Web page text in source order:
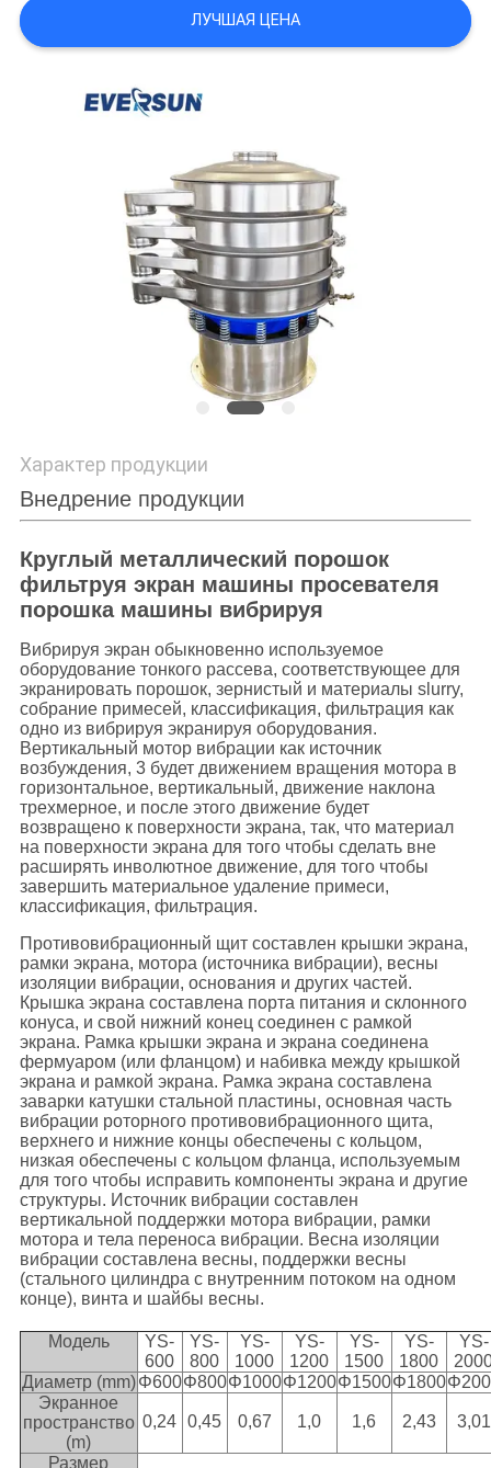
ПОЛИТИКА
УЕДИНЕНИЯ
ЛУЧШАЯ ЦЕНА
Характер продукции
Внедрение продукции
Круглый металлический порошок
фильтруя экран машины просевателя
порошка машины вибрируя
Вибрируя экран обыкновенно используемое
оборудование тонкого рассева, соответствующее для
экранировать порошок, зернистый и материалы slurry,
собрание примесей, классификация, фильтрация как
одно из вибрируя экранируя оборудования.
Вертикальный мотор вибрации как источник
возбуждения, 3 будет движением вращения мотора в
горизонтальное, вертикальный, движение наклона
трехмерное, и после этого движение будет
возвращено к поверхности экрана, так, что материал
на поверхности экрана для того чтобы сделать вне
расширять инволютное движение, для того чтобы
завершить материальное удаление примеси,
классификация, фильтрация.
Противовибрационный щит составлен крышки экрана,
рамки экрана, мотора (источника вибрации), весны
изоляции вибрации, основания и других частей.
Крышка экрана составлена порта питания и склонного
конуса, и свой нижний конец соединен с рамкой
экрана. Рамка крышки экрана и экрана соединена
фермуаром (или фланцом) и набивка между крышкой
экрана и рамкой экрана. Рамка экрана составлена
заварки катушки стальной пластины, основная часть
вибрации роторного противовибрационного щита,
верхнего и нижние концы обеспечены с кольцом,
низкая обеспечены с кольцом фланца, используемым
для того чтобы исправить компоненты экрана и другие
структуры. Источник вибрации составлен
вертикальной поддержки мотора вибрации, рамки
мотора и тела переноса вибрации. Весна изоляции
вибрации составлена весны, поддержки весны
(стального цилиндра с внутренним потоком на одном
конце), винта и шайбы весны.
Модель
YS-
600
YS-
800
YS-
1000
YS-
1200
YS-
1500
YS-
1800
YS-
Диаметр (mm)Φ600Φ800Φ1000Φ1200Φ1500Φ1800
Экранное
пространство
(m)
0,24 0,45 0,67 1,0 1,6 2,43 3,01
Размер